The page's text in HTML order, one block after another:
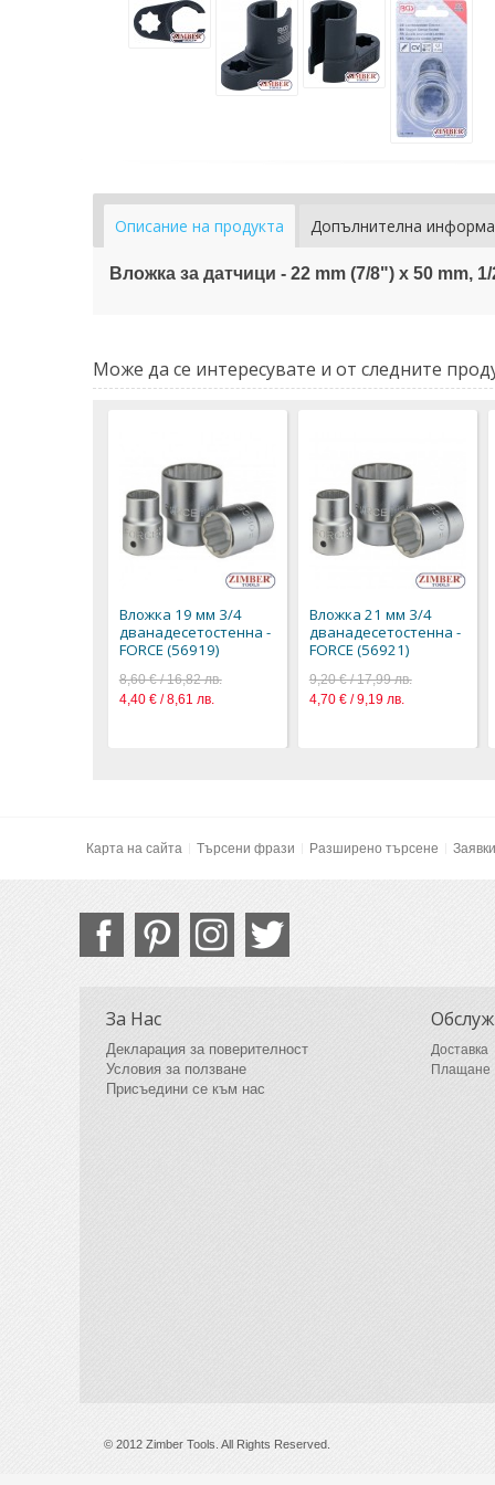
Описание на продукта Допълнителна
Вложка за датчици - 22 mm (7/8") x 50 mm,
Може да се интересувате и от следните
Вложка 19 мм 3/4
дванадесетостенна -
FORCE (56919)
8,60 € / 16,82 лв.
4,40 € / 8,61 лв.
Вложка 21 мм 3/4
дванадесетостенна -
FORCE (56921)
9,20 € / 17,99 лв.
4,70 € / 9,19 лв.
Карта на сайта Търсени фрази Разширено търсене
За Нас
Декларация за поверителност
Условия за ползване
Присъедини се към нас
Доставка
Плащане
© 2012 Zimber Tools. All Rights Reserved.